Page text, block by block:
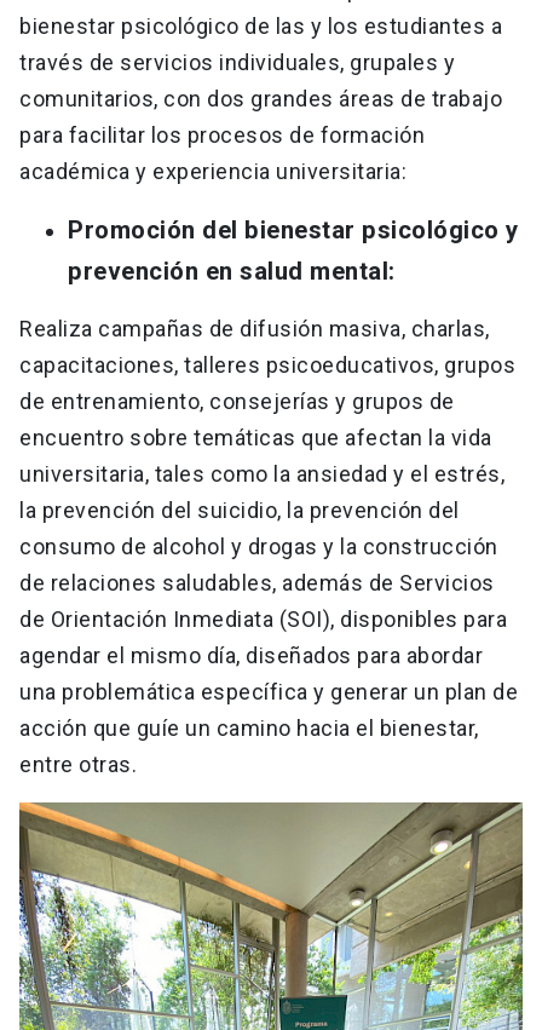
bienestar psicológico de las y los estudiantes a
través de servicios individuales, grupales y
comunitarios, con dos grandes áreas de trabajo
para facilitar los procesos de formación
académica y experiencia universitaria:
Promoción del bienestar psicológico y
prevención en salud mental:
Realiza campañas de difusión masiva, charlas,
capacitaciones, talleres psicoeducativos, grupos
de entrenamiento, consejerías y grupos de
encuentro sobre temáticas que afectan la vida
universitaria, tales como la ansiedad y el estrés,
la prevención del suicidio, la prevención del
consumo de alcohol y drogas y la construcción
de relaciones saludables, además de Servicios
de Orientación Inmediata (SOI), disponibles para
agendar el mismo día, diseñados para abordar
una problemática específica y generar un plan de
acción que guíe un camino hacia el bienestar,
entre otras.